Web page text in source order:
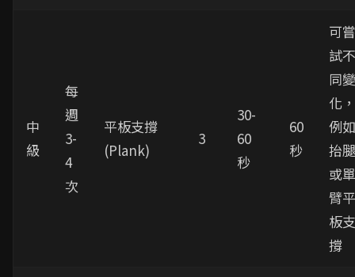
中
級
每
週
3-
4
次
平板支撐
(Plank)
3
30-
60
秒
60
秒
可嘗
試不
同變
化，
例如
抬腿
或單
臂平
板支
撐